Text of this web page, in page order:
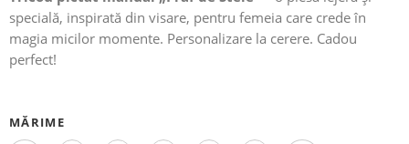
specială, inspirată din visare, pentru femeia care crede în
magia micilor momente. Personalizare la cerere. Cadou
perfect!
MĂRIME